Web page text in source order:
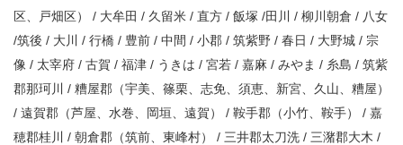
区、戸畑区） / 大牟田 / 久留米 / 直方 / 飯塚 /田川 / 柳川朝倉 / 八女
/筑後 / 大川 / 行橋 / 豊前 / 中間 / 小郡 / 筑紫野 / 春日 / 大野城 / 宗
像 / 太宰府 / 古賀 / 福津 / うきは / 宮若 / 嘉麻 / みやま / 糸島 / 筑紫
郡那珂川 / 糟屋郡（宇美、篠栗、志免、須恵、新宮、久山、糟屋）
/ 遠賀郡（芦屋、水巻、岡垣、遠賀） / 鞍手郡（小竹、鞍手） / 嘉
穂郡桂川 / 朝倉郡（筑前、東峰村） / 三井郡太刀洗 / 三潴郡大木 /